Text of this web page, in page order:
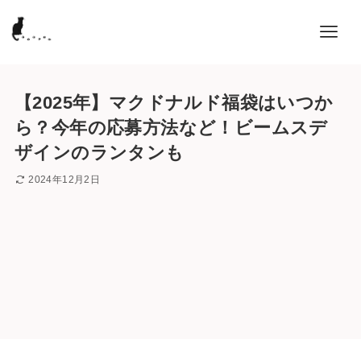
【2025年】マクドナルド福袋はいつか
ら？今年の応募方法など！ビームスデ
ザインのランタンも
2024年12月2日